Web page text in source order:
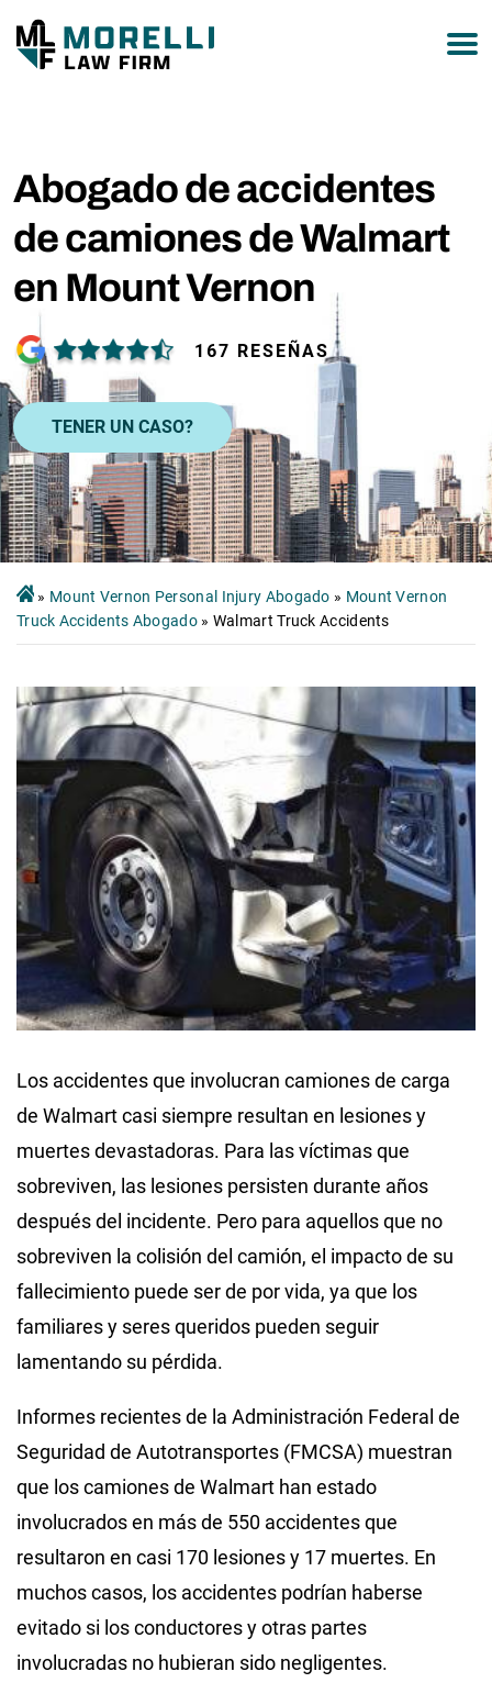
Abogado de accidentes
de camiones de Walmart
en Mount Vernon
167 RESEÑAS
TENER UN CASO?
» Mount Vernon Personal Injury Abogado » Mount Vernon
Truck Accidents Abogado» Walmart Truck Accidents
Los accidentes que involucran camiones de carga
de Walmart casi siempre resultan en lesiones y
muertes devastadoras. Para las víctimas que
sobreviven, las lesiones persisten durante años
después del incidente. Pero para aquellos que no
sobreviven la colisión del camión, el impacto de su
fallecimiento puede ser de por vida, ya que los
familiares y seres queridos pueden seguir
lamentando su pérdida.
Informes recientes de la Administración Federal de
Seguridad de Autotransportes (FMCSA) muestran
que los camiones de Walmart han estado
involucrados en más de 550 accidentes que
resultaron en casi 170 lesiones y 17 muertes. En
muchos casos, los accidentes podrían haberse
evitado si los conductores y otras partes
involucradas no hubieran sido negligentes.